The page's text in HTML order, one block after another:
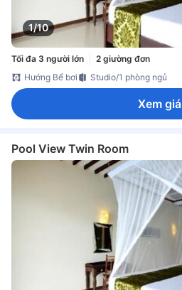
1/10
Tối đa 3 người lớn
2 giường đơn
Hướng Bể bơi
Studio/1 phòng ngủ
Xem giá
Pool View Twin Room